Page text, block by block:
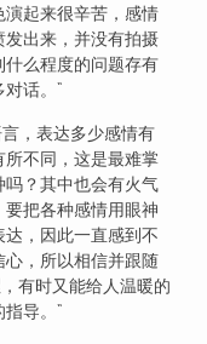
起来很辛苦，感情
出来，并没有拍摄
么程度的问题存有
话。”
，表达多少感情有
不同，这是最难掌
？其中也会有火气
把各种感情用眼神
，因此一直感到不
，所以相信并跟随
有时又能给人温暖的
导。”